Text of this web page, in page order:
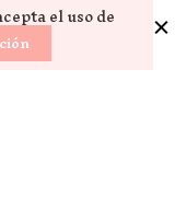
el uso de